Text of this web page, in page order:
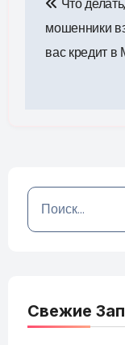
по Что
мошенники
вас кредит
Найти:
Свежие